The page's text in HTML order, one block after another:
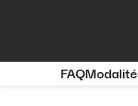
FAQ